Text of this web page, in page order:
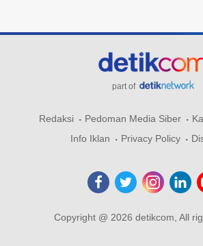
part of
Redaksi Pedoman Media Siber
Info Iklan
Privacy Policy
Copyright @ 2026 detikcom, All